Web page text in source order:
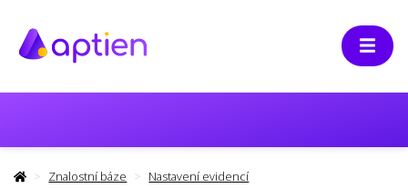
Znalostní báze
Nastavení evidencí